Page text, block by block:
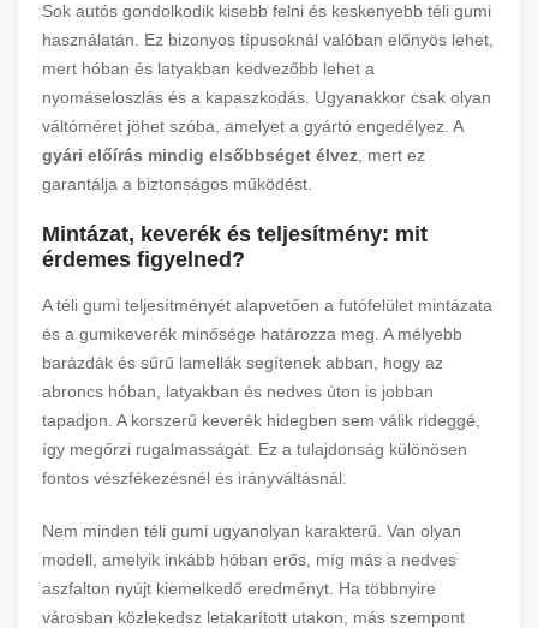
Sok autós gondolkodik kisebb felni és keskenyebb téli gumi
használatán. Ez bizonyos típusoknál valóban előnyös lehet,
mert hóban és latyakban kedvezőbb lehet a
nyomáseloszlás és a kapaszkodás. Ugyanakkor csak olyan
váltóméret jöhet szóba, amelyet a gyártó engedélyez. A
gyári előírás mindig elsőbbséget élvez , mert ez
garantálja a biztonságos működést.
Mintázat, keverék és teljesítmény: mit
érdemes figyelned?
A téli gumi teljesítményét alapvetően a futófelület mintázata
és a gumikeverék minősége határozza meg. A mélyebb
barázdák és sűrű lamellák segítenek abban, hogy az
abroncs hóban, latyakban és nedves úton is jobban
tapadjon. A korszerű keverék hidegben sem válik rideggé,
így megőrzi rugalmasságát. Ez a tulajdonság különösen
fontos vészfékezésnél és irányváltásnál.
Nem minden téli gumi ugyanolyan karakterű. Van olyan
modell, amelyik inkább hóban erős, míg más a nedves
aszfalton nyújt kiemelkedő eredményt. Ha többnyire
városban közlekedsz letakarított utakon, más szempont